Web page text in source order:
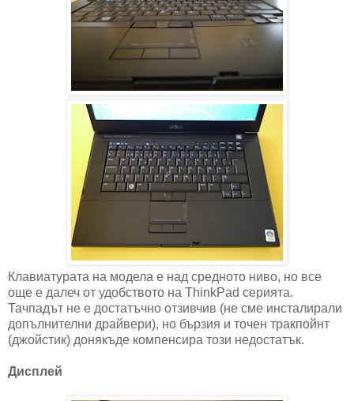
Клавиатурата на модела е над средното ниво, но все
още е далеч от удобството на ThinkPad серията.
Тачпадът не е достатъчно отзивчив (не сме инсталирали
допълнителни драйвери), но бързия и точен тракпойнт
(джойстик) донякъде компенсира този недостатък.
Дисплей